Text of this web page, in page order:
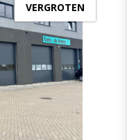
VERGROTEN